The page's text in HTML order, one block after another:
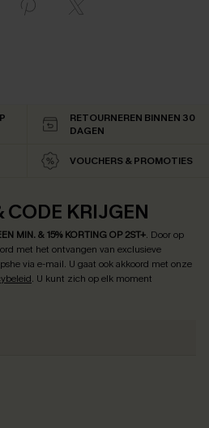
RETOURNEREN BINNEN 30
DAGEN
VOUCHERS & PROMOTIES
KRIJGEN
MIN. & 15% KORTING OP 2ST+. Door op
met het ontvangen van exclusieve
via e-mail. U gaat ook akkoord met onze
. U kunt zich op elk moment